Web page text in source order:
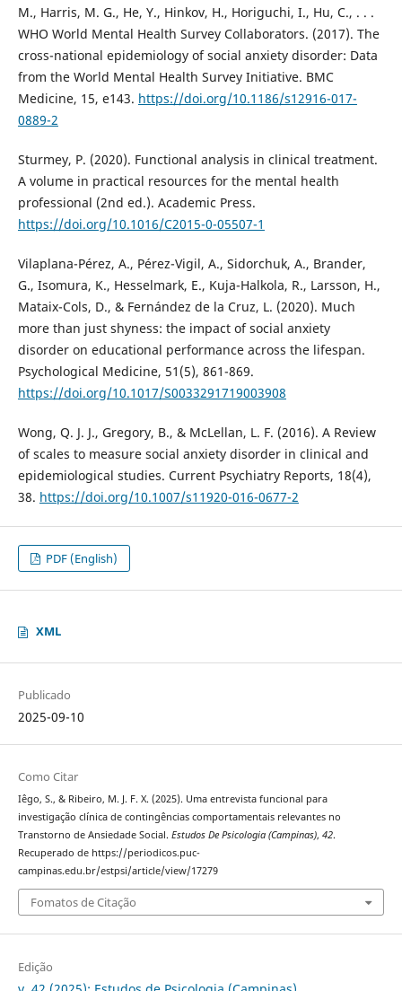
M., Harris, M. G., He, Y., Hinkov, H., Horiguchi, I., Hu, C., . . .
WHO World Mental Health Survey Collaborators. (2017). The
cross-national epidemiology of social anxiety disorder: Data
from the World Mental Health Survey Initiative. BMC
Medicine, 15, e143. https://doi.org/10.1186/s12916-017-
0889-2
Sturmey, P. (2020). Functional analysis in clinical treatment.
A volume in practical resources for the mental health
professional (2nd ed.). Academic Press.
https://doi.org/10.1016/C2015-0-05507-1
Vilaplana-Pérez, A., Pérez-Vigil, A., Sidorchuk, A., Brander,
G., Isomura, K., Hesselmark, E., Kuja-Halkola, R., Larsson, H.,
Mataix-Cols, D., & Fernández de la Cruz, L. (2020). Much
more than just shyness: the impact of social anxiety
disorder on educational performance across the lifespan.
Psychological Medicine, 51(5), 861-869.
https://doi.org/10.1017/S0033291719003908
Wong, Q. J. J., Gregory, B., & McLellan, L. F. (2016). A Review
of scales to measure social anxiety disorder in clinical and
epidemiological studies. Current Psychiatry Reports, 18(4),
38. https://doi.org/10.1007/s11920-016-0677-2
PDF (English)
XML
Publicado
2025-09-10
Como Citar
Iêgo, S., & Ribeiro, M. J. F. X. (2025). Uma entrevista funcional para
investigação clínica de contingências comportamentais relevantes no
Transtorno de Ansiedade Social. Estudos De Psicologia (Campinas), 42.
Recuperado de https://periodicos.puc-
campinas.edu.br/estpsi/article/view/17279
Fomatos de Citação
Edição